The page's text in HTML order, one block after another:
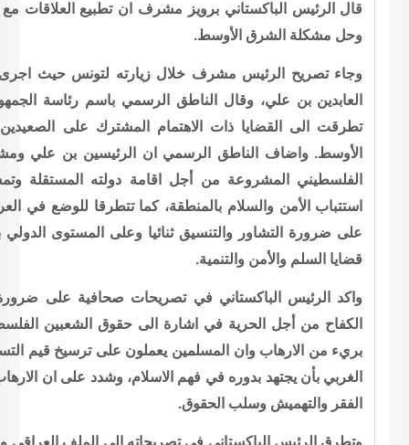
تطبيع العلاقات مع اسرائيل مشروط بانهاء الاحتلال الاسرائيلي
لتونس حيث اجرى محادثات رسمية مع الرئيس التونسي زين
باسم رئاسة الجمهورية في تونس ان المحادثات بين الرئيسين
على الصعيدين الاقليمي والدولي ولا سيما قضية الشرق
بن علي ومشرف اكدا على دعم البلدين لقضية الشعب
المستقلة وتمسكهما بالسلام كخيار استراتيجي من اجل
تتطرقا للوضع في العراق ومسائل دولية راهنة، حيث جرى التأكيد
وعلى المستوى الدولي بخصوص القضايا الكبرى المطروحة وخاصة
صحافية على ضرورة التمييز بين الارهاب وحقوق الشعوب في
الشعبين الفلسطيني والكشميري، وقال ان الدين الاسلامي
على ترسيخ قيم التسامح وان الاسلام دين سلام. وطالب المجتمع
وشدد على ان الارهاب ليس مرتبطا بالأديان بل هو ظاهرة اساسها